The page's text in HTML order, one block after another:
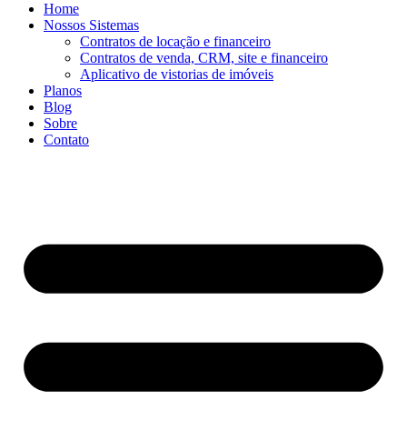
Home
Nossos Sistemas
Contratos de locação e financeiro
Contratos de venda, CRM, site e financeiro
Aplicativo de vistorias de imóveis
Planos
Blog
Sobre
Contato